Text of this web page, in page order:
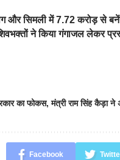
और सिमली में 7.72 करोड़ से
ने किया गंगाजल लेकर
का फोकस,मंत्री राम सिंह कैड़ा
Facebook